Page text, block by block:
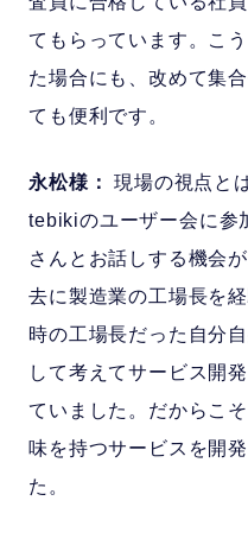
てもらっています。こ
た場合にも、改めて集
ても便利です。
永松様：
現場の視点と
tebikiのユーザー会に参
さんとお話しする機会
去に製造業の工場長を
時の工場長だった自分
して考えてサービス開
ていました。だからこ
味を持つサービスを開
た。